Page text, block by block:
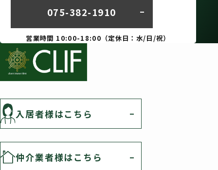
075-382-1910
営業時間 10:00-18:00（定休日：水/日/祝）
入居者様はこちら
仲介業者様はこちら